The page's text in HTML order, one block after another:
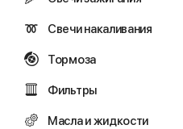
Свечи накаливания
Тормоза
Фильтры
Масла и жидкости